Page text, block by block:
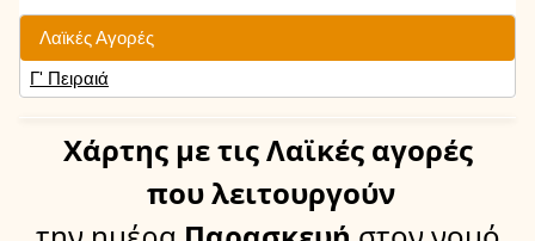
Λαϊκές Αγορές
Γ' Πειραιά
Χάρτης με τις Λαϊκές αγορές
που λειτουργούν